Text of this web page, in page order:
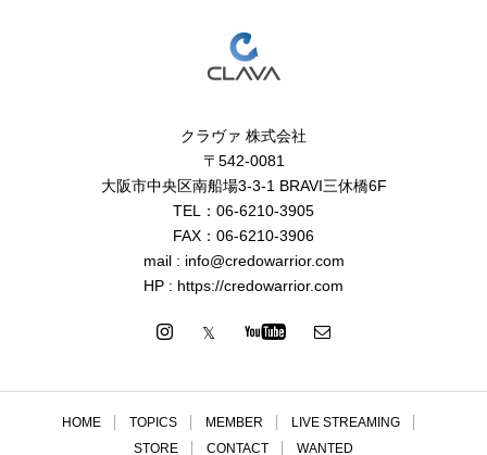
クラヴァ 株式会社
〒542-0081
大阪市中央区南船場3-3-1 BRAVI三休橋6F
TEL：06-6210-3905
FAX：06-6210-3906
mail : info@credowarrior.com
HP : https://credowarrior.com
HOME TOPICS MEMBER
LIVE STREAMING
STORE
CONTACT WANTED